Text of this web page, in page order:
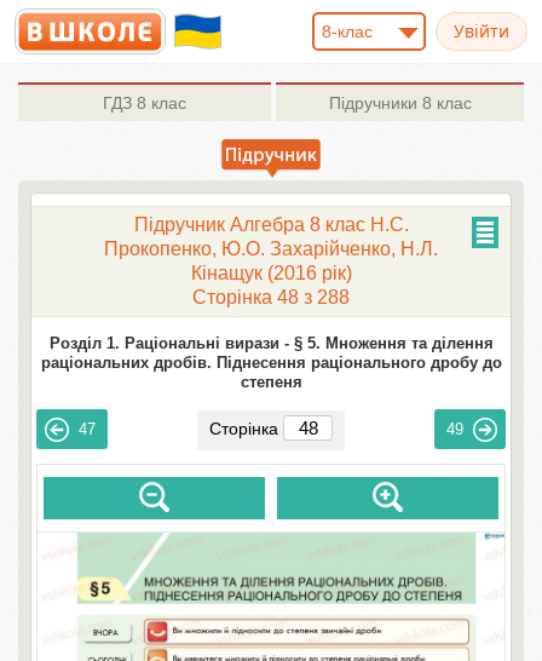
8-клас
ГДЗ 8 клас Підручники 8 клас
Підручник Алгебра 8 клас Н.С.
Прокопенко, Ю.О. Захарійченко, Н.Л.
Кінащук (2016 рік)
Сторінка 48 з 288
Розділ 1. Раціональні вирази - § 5. Множення та ділення
раціональних дробів. Піднесення раціонального дробу до
степеня
47 Сторінка 49